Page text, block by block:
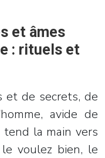
et âmes
: rituels et
et de secrets, de
avide de
tend la main vers
le voulez bien, le